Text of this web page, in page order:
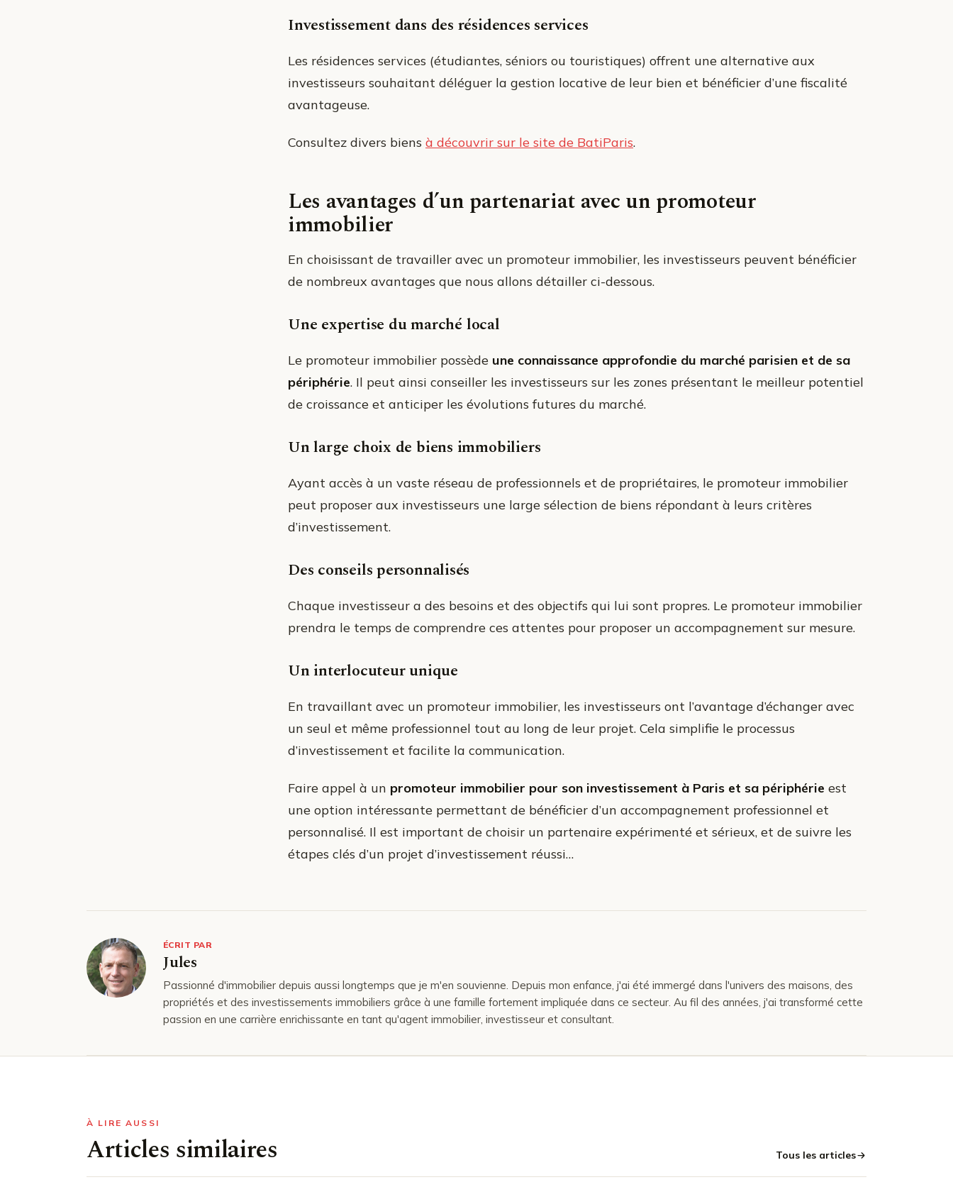
Investissement dans des résidences services
Les résidences services (étudiantes, séniors ou touristiques) offrent une alternative aux
investisseurs souhaitant déléguer la gestion locative de leur bien et bénéficier d’une fiscalité
avantageuse.
Consultez divers biens à découvrir sur le site de BatiParis.
Les avantages d’un partenariat avec un promoteur
immobilier
En choisissant de travailler avec un promoteur immobilier, les investisseurs peuvent bénéficier
de nombreux avantages que nous allons détailler ci-dessous.
Une expertise du marché local
Le promoteur immobilier possède une connaissance approfondie du marché parisien et de sa
périphérie. Il peut ainsi conseiller les investisseurs sur les zones présentant le meilleur potentiel
de croissance et anticiper les évolutions futures du marché.
Un large choix de biens immobiliers
Ayant accès à un vaste réseau de professionnels et de propriétaires, le promoteur immobilier
peut proposer aux investisseurs une large sélection de biens répondant à leurs critères
d’investissement.
Des conseils personnalisés
Chaque investisseur a des besoins et des objectifs qui lui sont propres. Le promoteur immobilier
prendra le temps de comprendre ces attentes pour proposer un accompagnement sur mesure.
Un interlocuteur unique
En travaillant avec un promoteur immobilier, les investisseurs ont l’avantage d’échanger avec
un seul et même professionnel tout au long de leur projet. Cela simplifie le processus
d’investissement et facilite la communication.
Faire appel à un promoteur immobilier pour son investissement à Paris et sa périphérie est
une option intéressante permettant de bénéficier d’un accompagnement professionnel et
personnalisé. Il est important de choisir un partenaire expérimenté et sérieux, et de suivre les
étapes clés d’un projet d’investissement réussi…
ÉCRIT PAR
Jules
Passionné d'immobilier depuis aussi longtemps que je m'en souvienne. Depuis mon enfance, j'ai été immergé dans l'univers des maisons, des
propriétés et des investissements immobiliers grâce à une famille fortement impliquée dans ce secteur. Au fil des années, j'ai transformé cette
passion en une carrière enrichissante en tant qu'agent immobilier, investisseur et consultant.
À LIRE AUSSI
Articles similaires Tous les articles